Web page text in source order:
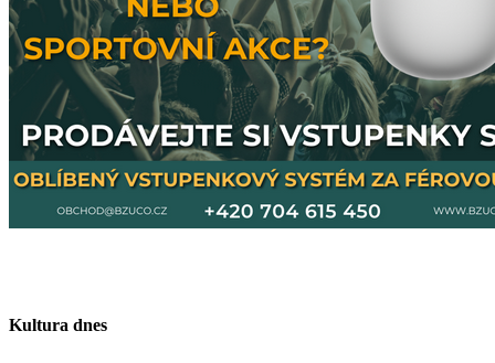
Kultura dnes